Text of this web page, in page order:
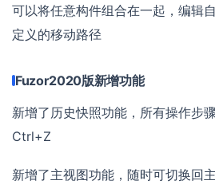
可以将任意构件组合在一起，编辑
定义的移动路径
Fuzor2020版新增功能
新增了历史快照功能，所有操作步
Ctrl+Z
新增了主视图功能，随时可切换回